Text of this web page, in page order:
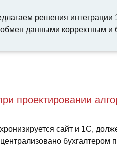
решения интеграции
данными корректным и
проектировании
сайт и 1С,
бухгалтером